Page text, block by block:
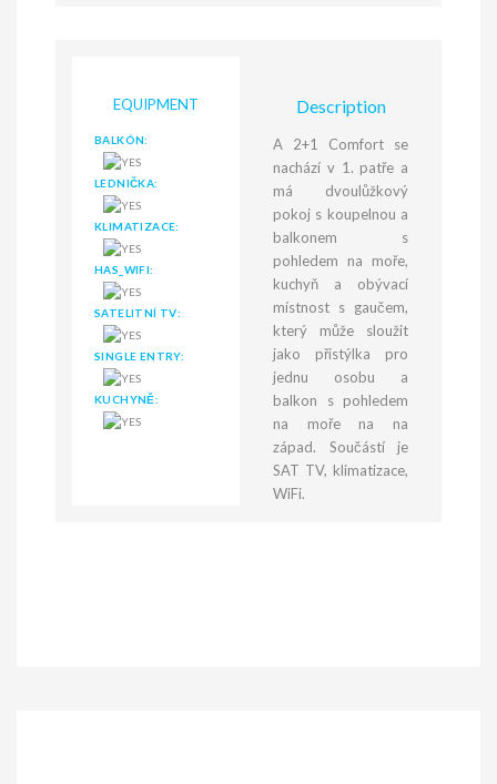
EQUIPMENT
BALKÓN:
LEDNIČKA:
KLIMATIZACE:
HAS_WIFI:
SATELITNÍ TV:
SINGLE ENTRY:
KUCHYNĚ:
Description
A 2+1 Comfort se
nachází v 1. patře a
má dvoulůžkový
pokoj s koupelnou a
balkonem s
pohledem na moře,
kuchyň a obývací
místnost s gaučem,
který může sloužit
jako přistýlka pro
jednu osobu a
balkon s pohledem
na moře na na
západ. Součástí je
SAT TV, klimatizace,
WiFi.